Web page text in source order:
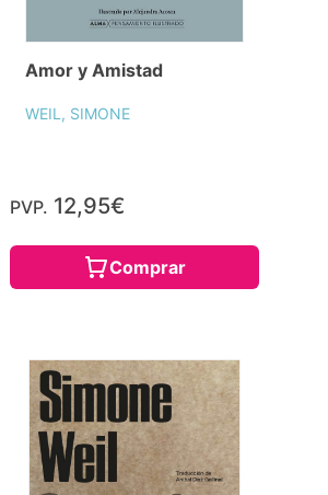
Amor y Amistad
WEIL, SIMONE
PVP. 12,95€
Comprar